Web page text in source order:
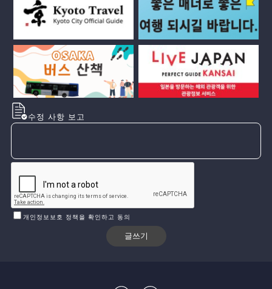
수정 사항 보고
개인정보보호 정책을 확인하고 동의